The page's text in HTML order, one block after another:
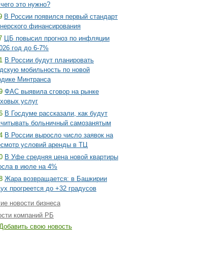
это нужно?
В России появился первый стандарт
финансирования
ЦБ повысил прогноз по инфляции
год до 6-7%
В России будут планировать
мобильность по новой
Минтранса
ФАС выявила сговор на рынке
услуг
В Госдуме рассказали, как будут
больничный самозанятым
В России выросло число заявок на
условий аренды в ТЦ
В Уфе средняя цена новой квартиры
в июле на 4%
Жара возвращается: в Башкирии
прогреется до +32 градусов
новости бизнеса
компаний РБ
свою новость